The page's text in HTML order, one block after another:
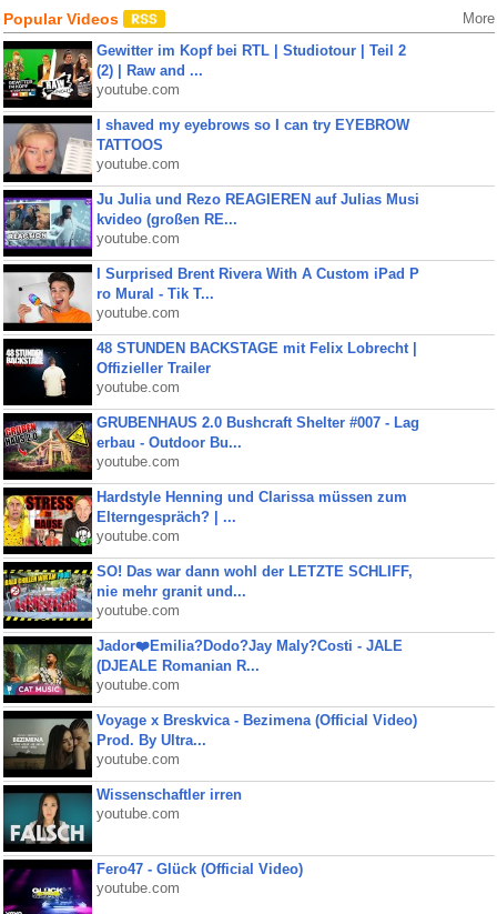
Popular Videos More
Gewitter im Kopf bei RTL | Studiotour | Teil 2
(2) | Raw and ...
youtube.com
I shaved my eyebrows so I can try EYEBROW
TATTOOS
youtube.com
Ju Julia und Rezo REAGIEREN auf Julias Musi
kvideo (großen RE...
youtube.com
I Surprised Brent Rivera With A Custom iPad P
ro Mural - Tik T...
youtube.com
48 STUNDEN BACKSTAGE mit Felix Lobrecht |
Offizieller Trailer
youtube.com
GRUBENHAUS 2.0 Bushcraft Shelter #007 - Lag
erbau - Outdoor Bu...
youtube.com
Hardstyle Henning und Clarissa müssen zum
Elterngespräch? | ...
youtube.com
SO! Das war dann wohl der LETZTE SCHLIFF,
nie mehr granit und...
youtube.com
Jador❤️Emilia?Dodo?Jay Maly?Costi - JALE
(DJEALE Romanian R...
youtube.com
Voyage x Breskvica - Bezimena (Official Video)
Prod. By Ultra...
youtube.com
Wissenschaftler irren
youtube.com
Fero47 - Glück (Official Video)
youtube.com